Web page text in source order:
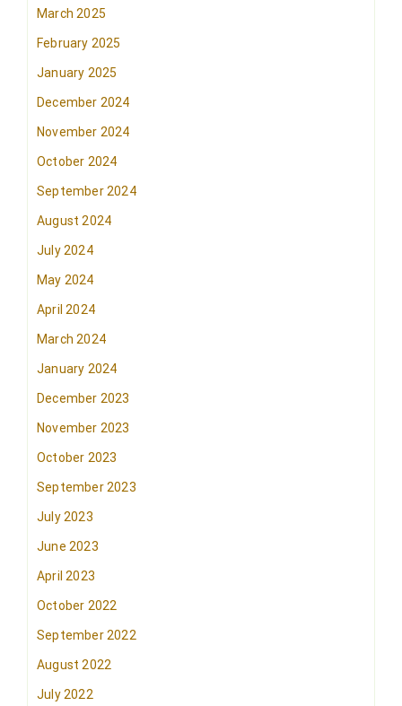
March 2025
February 2025
January 2025
December 2024
November 2024
October 2024
September 2024
August 2024
July 2024
May 2024
April 2024
March 2024
January 2024
December 2023
November 2023
October 2023
September 2023
July 2023
June 2023
April 2023
October 2022
September 2022
August 2022
July 2022